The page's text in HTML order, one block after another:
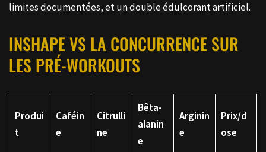
limites documentées, et un double édulcorant artificiel.
INSHAPE VS LA CONCURRENCE SUR
LES PRÉ-WORKOUTS
Produi
t
Caféin
e
Citrulli
ne
Bêta-
alanin
e
Arginin
e
Prix/d
ose